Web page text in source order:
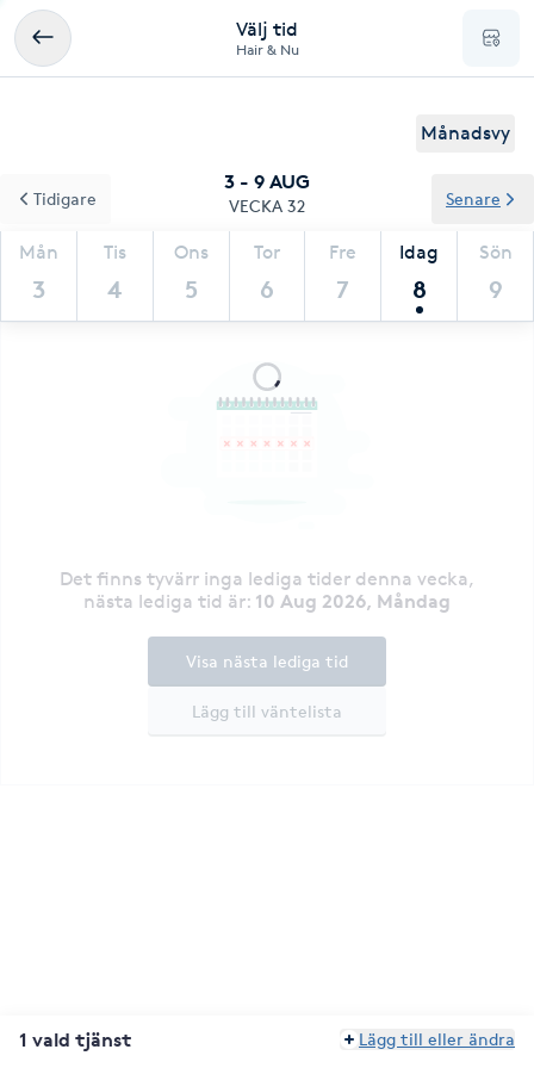
Välj tid
Hair & Nu
Månadsvy
3 - 9 AUG
VECKA 32
Mån
3
Tis
4
Ons
5
Tor
6
Fre
7
Idag
8
Sön
9
Tidigare Senare
Det finns tyvärr inga lediga tider denna vecka,
nästa lediga tid är: 10 Aug 2026, Måndag
Lägg till väntelista
Visa nästa lediga tid
1 vald tjänst Lägg till eller ändra